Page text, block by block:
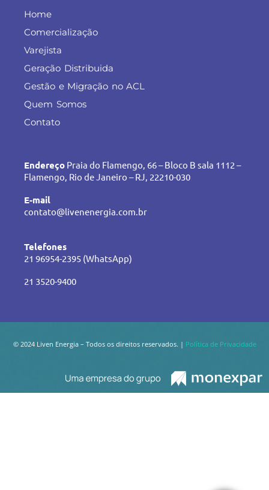
Home
Comercialização
Varejista
Geração Distribuida
Gestão e Migração no ACL
Quem Somos
Contato
Endereço Praia do Flamengo, 66 – Bloco B sala 1112 –
Flamengo, Rio de Janeiro – RJ, 22210-030
E-mail
contato@livenenergia.com.br
Telefones
21 96954-2395 (WhatsApp)
21 3520-9400
© 2024 Liven Energia – Todos os direitos reservados. | Política de Privacidade